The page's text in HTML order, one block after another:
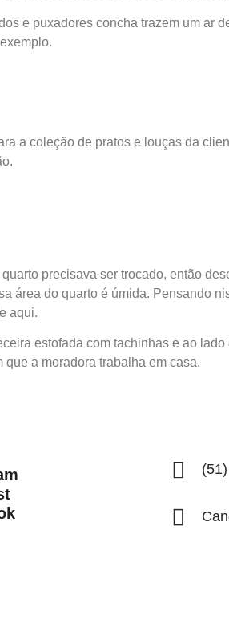
e puxadores concha trazem um ar
a coleção de pratos e louças da
precisava ser trocado, então
área do quarto é úmida. Pensando
aqui.
estofada com tachinhas e ao
que a moradora trabalha em casa.